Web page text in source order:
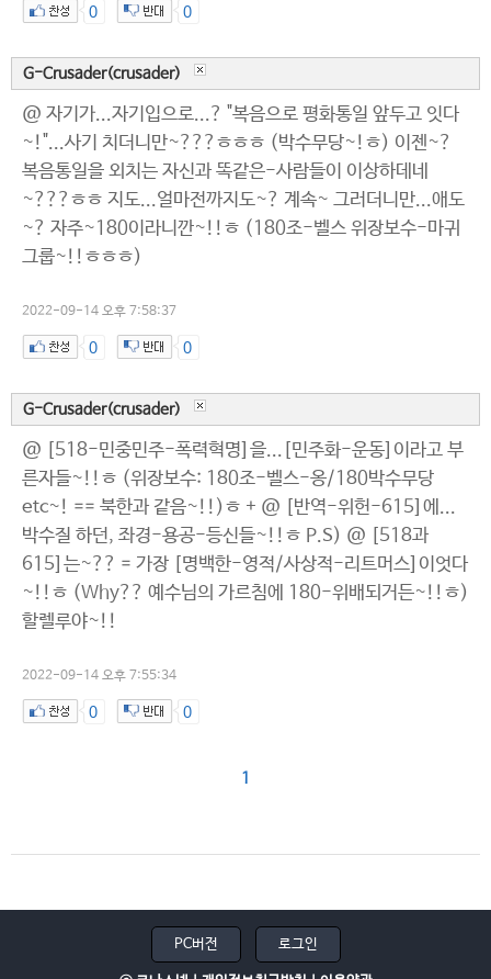
0 0
G-Crusader(crusader)
@ 자기가...자기입으로...? "복음으로 평화통일 앞두고 잇다
~!"...사기 치더니만~???ㅎㅎㅎ (박수무당~!ㅎ) 이젠~?
복음통일을 외치는 자신과 똑같은-사람들이 이상하데네
~???ㅎㅎ 지도...얼마전까지도~? 계속~ 그러더니만...애도
~? 자주~180이라니깐~!!ㅎ (180조-벨스 위장보수-마귀
그룹~!!ㅎㅎㅎ)
2022-09-14 오후 7:58:37
0 0
G-Crusader(crusader)
@ [518-민중민주-폭력혁명]을...[민주화-운동]이라고 부
른자들~!!ㅎ (위장보수: 180조-벨스-옹/180박수무당
etc~! == 북한과 같음~!!)ㅎ + @ [반역-위헌-615]에...
박수질 하던, 좌경-용공-등신들~!!ㅎ P.S) @ [518과
615]는~?? = 가장 [명백한-영적/사상적-리트머스]이엇다
~!!ㅎ (Why?? 예수님의 가르침에 180-위배되거든~!!ㅎ)
할렐루야~!!
2022-09-14 오후 7:55:34
0 0
1
PC버전 로그인